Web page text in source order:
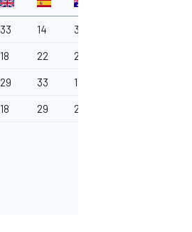
33 14 37
18 22 22
29 33 18
18 29 21